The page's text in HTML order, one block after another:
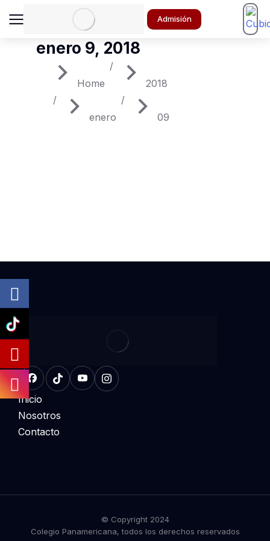
Admisión
enero 9, 2018
You are here:
Home
2018
enero 09
Inicio
Nosotros
Contacto
© Copyright 2024
Colegio Panamericana, todos los derechos reservados